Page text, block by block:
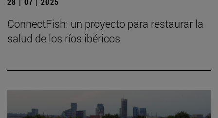
ConnectFish: un proyecto para restaurar la
salud de los ríos ibéricos